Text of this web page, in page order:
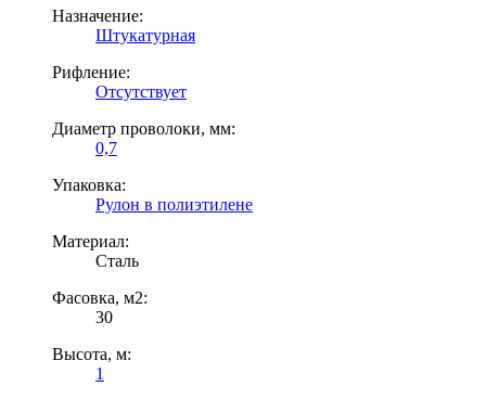
Назначение:
Штукатурная
Рифление:
Отсутствует
Диаметр проволоки, мм:
0,7
Упаковка:
Рулон в полиэтилене
Материал:
Сталь
Фасовка, м2:
30
Высота, м:
1